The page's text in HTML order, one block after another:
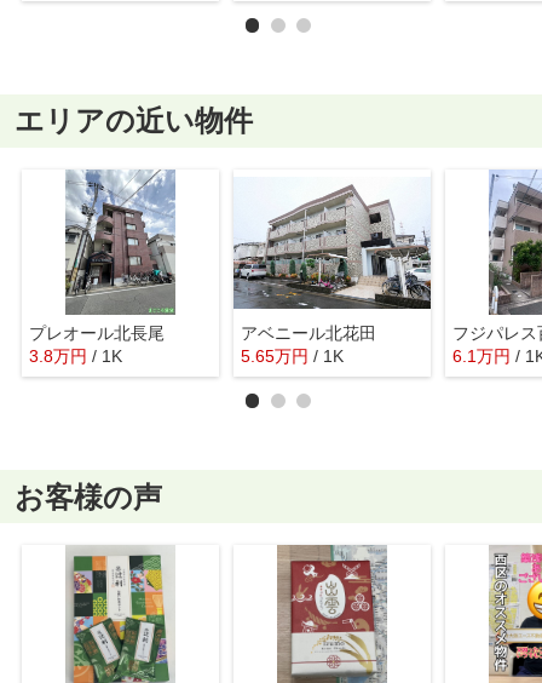
エリアの近い物件
プレオール北長尾
3.8万円 / 1K
アベニール北花田
5.65万円 / 1K 6.1万円 /
お客様の声